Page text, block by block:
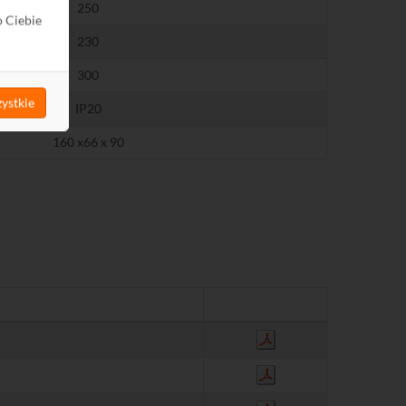
Ciebie
250
230
300
IP20
160 x66 x 90